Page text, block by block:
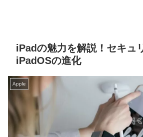
iPadの魅力を解説！セキュ
iPadOSの進化
Apple